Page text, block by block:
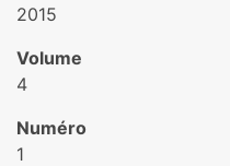
2015
Volume
4
Numéro
1